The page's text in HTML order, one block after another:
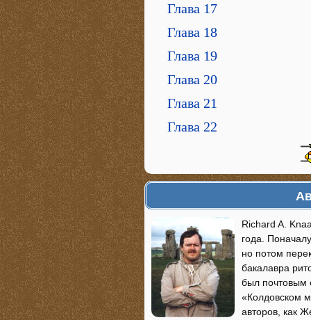
Глава 17
Глава 18
Глава 19
Глава 20
Глава 21
Глава 22
Richard A.
года.
но потом
бакалавра
был почтовым
«Колдовском
авторов, как